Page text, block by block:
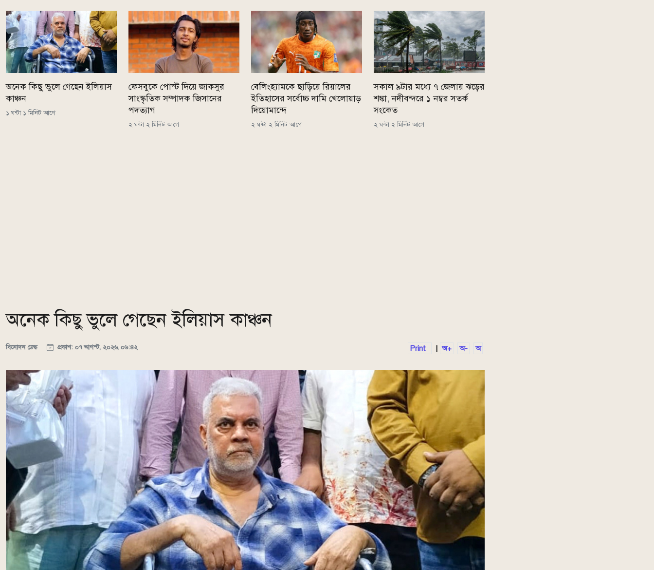
অনেক কিছু ভুলে গেছেন ইলিয়াস
কাঞ্চন
১ ঘন্টা ১ মিনিট আগে
ফেসবুকে পোস্ট দিয়ে জাকসুর
সাংস্কৃতিক সম্পাদক জিসানের
পদত্যাগ
২ ঘন্টা ২ মিনিট আগে
বেলিংহ্যামকে ছাড়িয়ে রিয়ালের
ইতিহাসের সর্বোচ্চ দামি খেলোয়াড়
দিয়োমান্দে
২ ঘন্টা ২ মিনিট আগে
সকাল ৯টার মধ্যে ৭ জেলায় ঝড়ের
শঙ্কা, নদীবন্দরে ১ নম্বর সতর্ক
সংকেত
২ ঘন্টা ২ মিনিট আগে
অনেক কিছু ভুলে গেছেন ইলিয়াস কাঞ্চন
বিনোদন ডেস্ক প্রকাশ: ০৭ আগস্ট, ২০২৬, ০৬:৪২ Print | অ+ অ- অ